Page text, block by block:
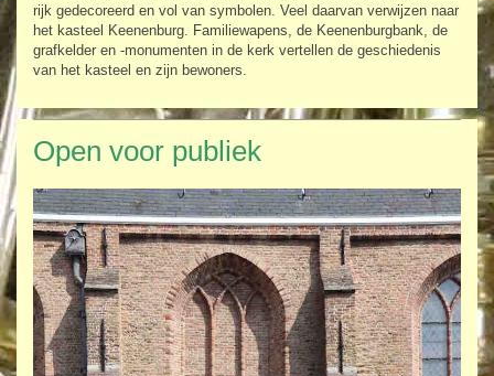
rijk gedecoreerd en vol van symbolen. Veel daarvan verwijzen naar
het kasteel Keenenburg. Familiewapens, de Keenenburgbank, de
grafkelder en -monumenten in de kerk vertellen de geschiedenis
van het kasteel en zijn bewoners.
Open voor publiek